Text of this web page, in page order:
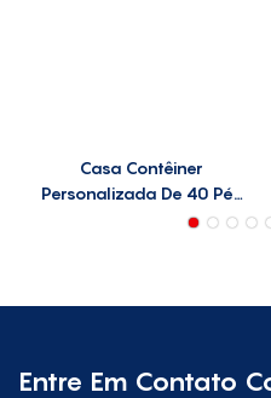
Casa Contêiner
Personalizada De 40 Pés
Entre Em Contato